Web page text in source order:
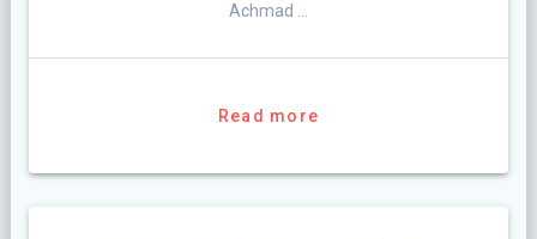
Achmad …
Read more